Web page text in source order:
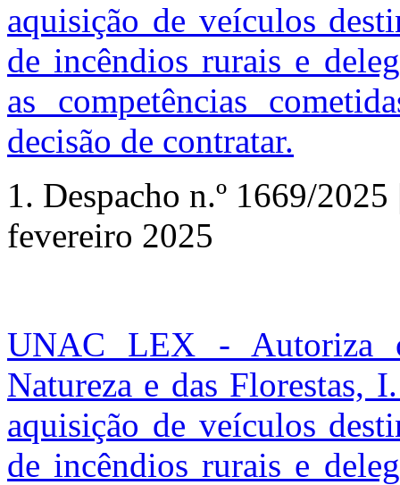
aquisição de veículos
de incêndios rurais e
as competências
decisão de contratar.
1. Despacho n.º 1669/
fevereiro 2025
UNAC LEX - Autoriza
Natureza e das Florestas,
aquisição de veículos
de incêndios rurais e